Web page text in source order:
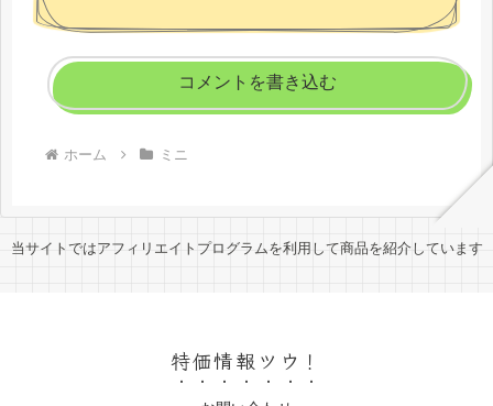
コメントを書き込む
ホーム ミニ
当サイトではアフィリエイトプログラムを利用して商品を紹介しています
特価情報ツウ！